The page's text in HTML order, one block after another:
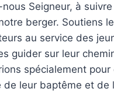
Seigneur, à
berger. Soutiens
au service des
guider sur leur
spécialement
de leur baptême et de